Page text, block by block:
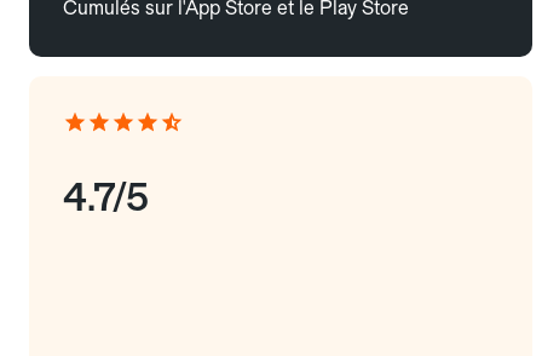
Cumulés sur l'App Store et le Play Store
4.7/5